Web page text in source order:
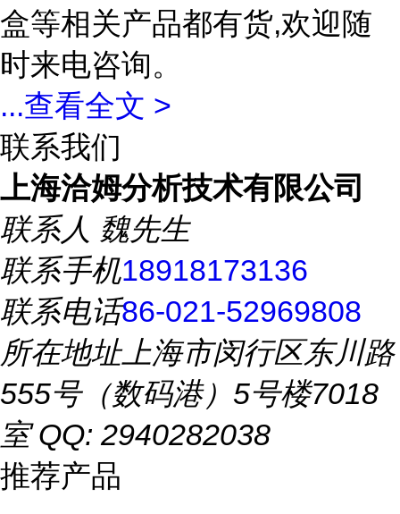
盒等相关产品都有货,欢迎随
时来电咨询。
...查看全文 >
联系我们
上海洽姆分析技术有限公司
联系人 魏先生
联系手机18918173136
联系电话86-021-52969808
所在地址上海市闵行区东川路
555号（数码港）5号楼7018
室 QQ: 2940282038
推荐产品